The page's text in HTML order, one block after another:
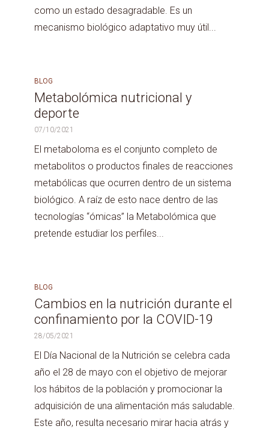
como un estado desagradable. Es un
mecanismo biológico adaptativo muy útil...
BLOG
Metabolómica nutricional y
deporte
07/10/2021
El metaboloma es el conjunto completo de
metabolitos o productos finales de reacciones
metabólicas que ocurren dentro de un sistema
biológico. A raíz de esto nace dentro de las
tecnologías “ómicas” la Metabolómica que
pretende estudiar los perfiles...
BLOG
Cambios en la nutrición durante el
confinamiento por la COVID-19
28/05/2021
El Día Nacional de la Nutrición se celebra cada
año el 28 de mayo con el objetivo de mejorar
los hábitos de la población y promocionar la
adquisición de una alimentación más saludable.
Este año, resulta necesario mirar hacia atrás y